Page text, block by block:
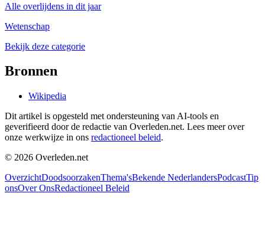
Alle overlijdens in dit jaar
Wetenschap
Bekijk deze categorie
Bronnen
Wikipedia
Dit artikel is opgesteld met ondersteuning van AI-tools en
geverifieerd door de redactie van Overleden.net. Lees meer over
onze werkwijze in ons redactioneel beleid.
© 2026 Overleden.net
OverzichtDoodsoorzakenThema'sBekende NederlandersPodcastTip
onsOver OnsRedactioneel Beleid